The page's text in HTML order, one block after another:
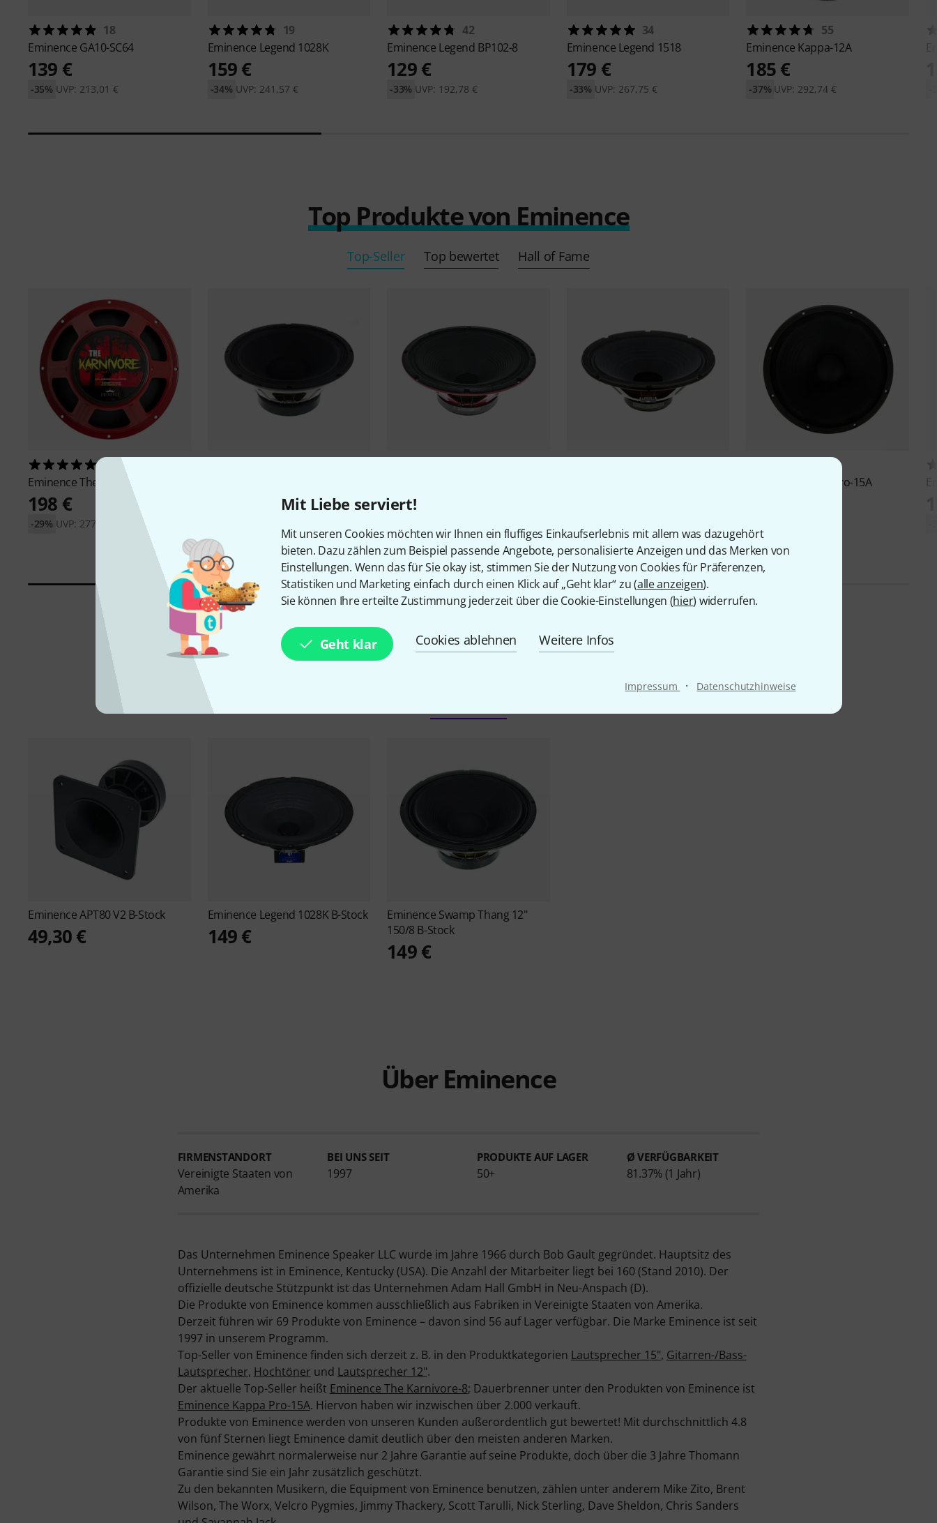
Mit Liebe serviert!
Mit unseren Cookies möchten wir Ihnen ein fluffiges Einkaufserlebnis mit allem was dazugehört
bieten. Dazu zählen zum Beispiel passende Angebote, personalisierte Anzeigen und das Merken von
Einstellungen. Wenn das für Sie okay ist, stimmen Sie der Nutzung von Cookies für Präferenzen,
Statistiken und Marketing einfach durch einen Klick auf „Geht klar“ zu (alle anzeigen).
Sie können Ihre erteilte Zustimmung jederzeit über die Cookie-Einstellungen (hier) widerrufen.
Geht klar Cookies ablehnen Weitere Infos
Impressum · Datenschutzhinweise
18
Eminence GA10-SC64
139 €
UVP: 213,01 €
-35%
19
Eminence Legend 1028K
159 €
UVP: 241,57 €
-34%
42
Eminence Legend BP102-8
129 €
UVP: 192,78 €
-33%
34
Eminence Legend 1518
179 €
UVP: 267,75 €
-33%
55
Eminence Kappa-12A
185 €
UVP: 292,74 €
-37%
Top Produkte von Eminence
Top-Seller Top bewertet Hall of Fame
EminenceThe Karnivore-16
198 €
UVP: 277,27 €
-29%
198 €
Kappa Pro-15A
Eminence Angebote
EminenceAPT80 V2 B-Stock
49,30 €
Eminence Legend 1028K B-Stock
149 €
Eminence Swamp Thang 12"
150/8 B-Stock
149 €
Über Eminence
FIRMENSTANDORT
Vereinigte Staaten von
Amerika
BEI UNS SEIT
1997
PRODUKTE AUF LAGER
50+
Ø VERFÜGBARKEIT
81.37% (1 Jahr)
Das Unternehmen Eminence Speaker LLC wurde im Jahre 1966 durch Bob Gault gegründet. Hauptsitz des
Unternehmens ist in Eminence, Kentucky (USA). Die Anzahl der Mitarbeiter liegt bei 160 (Stand 2010). Der
offizielle deutsche Stützpunkt ist das Unternehmen Adam Hall GmbH in Neu-Anspach (D).
Die Produkte von Eminence kommen ausschließlich aus Fabriken in Vereinigte Staaten von Amerika.
Derzeit führen wir 69 Produkte von Eminence – davon sind 56 auf Lager verfügbar. Die Marke Eminence ist seit
1997 in unserem Programm.
Top-Seller von Eminence finden sich derzeit z. B. in den Produktkategorien Lautsprecher 15", Gitarren-/Bass-
Lautsprecher, Hochtöner und Lautsprecher 12".
Der aktuelle Top-Seller heißt Eminence The Karnivore-8; Dauerbrenner unter den Produkten von Eminence ist
Eminence Kappa Pro-15A. Hiervon haben wir inzwischen über 2.000 verkauft.
Produkte von Eminence werden von unseren Kunden außerordentlich gut bewertet! Mit durchschnittlich 4.8
von fünf Sternen liegt Eminence damit deutlich über den meisten anderen Marken.
Eminence gewährt normalerweise nur 2 Jahre Garantie auf seine Produkte, doch über die 3 Jahre Thomann
Garantie sind Sie ein Jahr zusätzlich geschützt.
Zu den bekannten Musikern, die Equipment von Eminence benutzen, zählen unter anderem Mike Zito, Brent
Wilson, The Worx, Velcro Pygmies, Jimmy Thackery, Scott Tarulli, Nick Sterling, Dave Sheldon, Chris Sanders